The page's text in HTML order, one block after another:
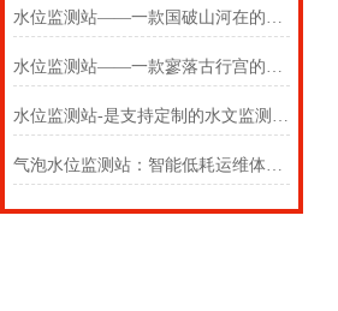
水位监测站——一款国破山河在的河道水位监测站2024万象环境
水位监测站——一款寥落古行宫的河道水位监测站 2024万象环境
水位监测站-是支持定制的水文监测设备/2024/WX-LDSW04
气泡水位监测站：智能低耗运维体系，降本增效优势显著